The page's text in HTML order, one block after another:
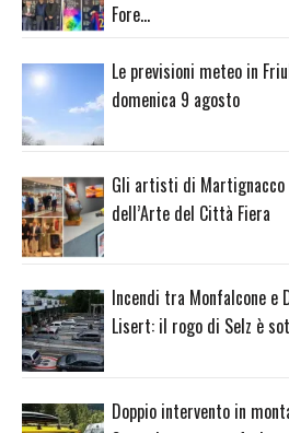
Fore…
Le previsioni meteo in
domenica 9 agosto
Gli artisti di
dell’Arte del Città Fiera
Incendi tra Monfalcone e
Lisert: il rogo di Selz è
Doppio intervento in